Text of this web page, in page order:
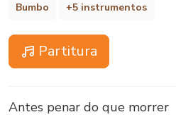
Bumbo +5 instrumentos
Partitura
Antes penar do que morrer